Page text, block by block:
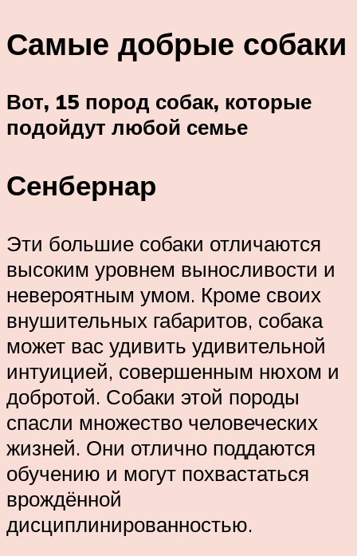
Самые добрые собаки
Вот, 15 пород собак, которые
подойдут любой семье
Сенбернар
Эти большие собаки отличаются
высоким уровнем выносливости и
невероятным умом. Кроме своих
внушительных габаритов, собака
может вас удивить удивительной
интуицией, совершенным нюхом и
добротой. Собаки этой породы
спасли множество человеческих
жизней. Они отлично поддаются
обучению и могут похвастаться
врождённой
дисциплинированностью.